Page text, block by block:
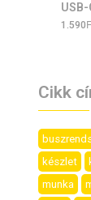
USB-
1.590
Cikk
készlet
munka